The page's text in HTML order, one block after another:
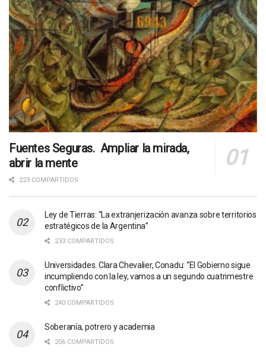
Fuentes Seguras. Ampliar la mirada,
abrir la mente
223 COMPARTIDOS
Ley de Tierras: “La extranjerización avanza sobre territorios
estratégicos de la Argentina”
233 COMPARTIDOS
Universidades. Clara Chevalier, Conadu: “El Gobierno sigue
incumpliendo con la ley, vamos a un segundo cuatrimestre
conflictivo”
240 COMPARTIDOS
Soberanía, potrero y academia
206 COMPARTIDOS